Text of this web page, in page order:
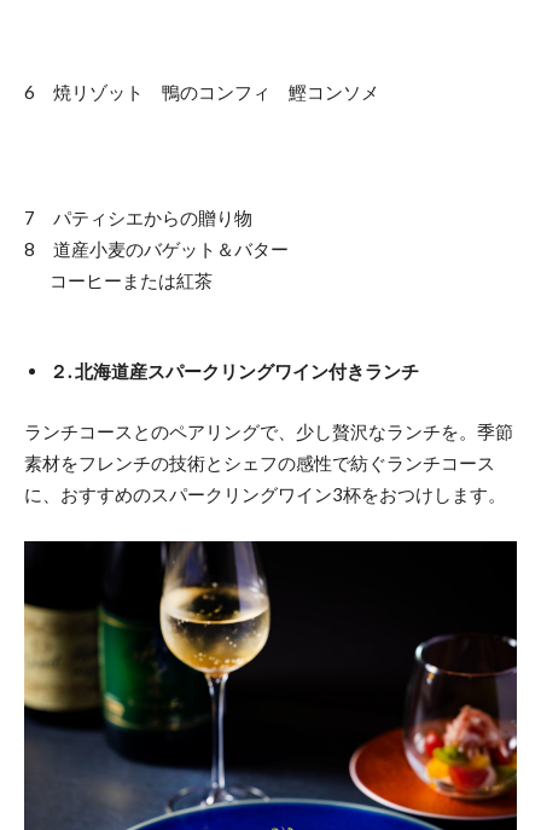
6 焼リゾット 鴨のコンフィ 鰹コンソメ
7 パティシエからの贈り物
8 道産小麦のバゲット＆バター
コーヒーまたは紅茶
２. 北海道産スパークリングワイン付きランチ
ランチコースとのペアリングで、少し贅沢なランチを。季節
素材をフレンチの技術とシェフの感性で紡ぐランチコース
に、おすすめのスパークリングワイン3杯をおつけします。